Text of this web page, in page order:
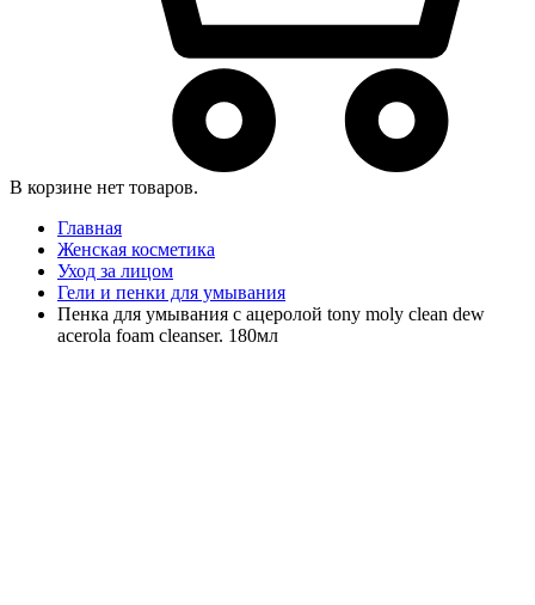
В корзине нет товаров.
Главная
Женская косметика
Уход за лицом
Гели и пенки для умывания
Пенка для умывания с ацеролой tony moly clean dew
acerola foam cleanser. 180мл